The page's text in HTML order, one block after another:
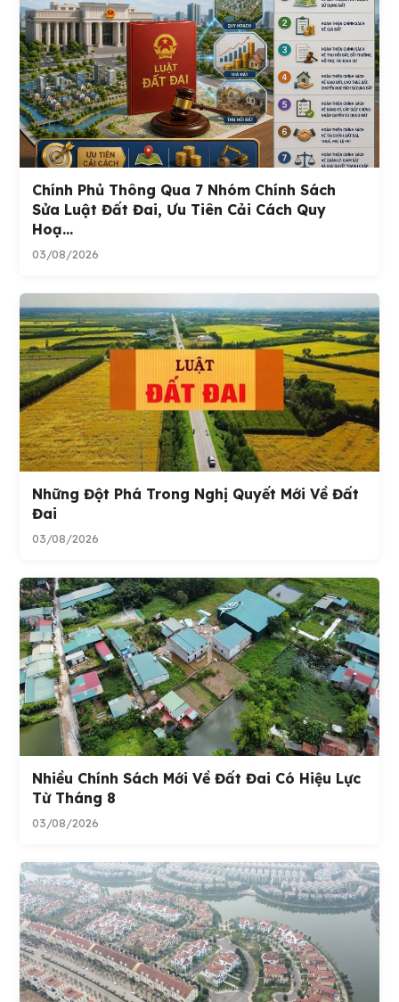
Chính Phủ Thông Qua 7 Nhóm Chính Sách
Sửa Luật Đất Đai, Ưu Tiên Cải Cách Quy
Hoạ...
03/08/2026
Những Đột Phá Trong Nghị Quyết Mới Về Đất
Đai
03/08/2026
Nhiều Chính Sách Mới Về Đất Đai Có Hiệu Lực
Từ Tháng 8
03/08/2026